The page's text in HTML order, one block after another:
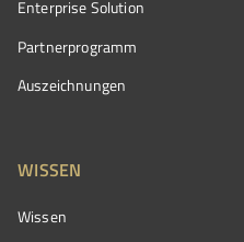
Enterprise Solution
Partnerprogramm
Auszeichnungen
WISSEN
Wissen